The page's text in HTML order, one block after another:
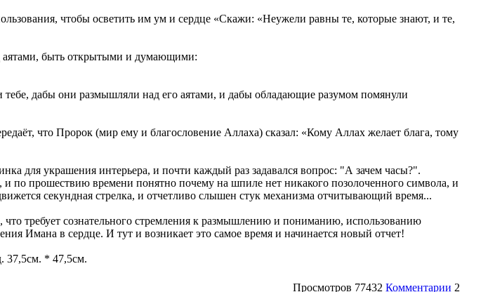
чтобы осветить им ум и сердце «Скажи: «Неужели равны те, которые знают, и те,
аятами, быть открытыми и думающими:
дабы они размышляли над его аятами, и дабы обладающие разумом помянули
что Пророк (мир ему и благословение Аллаха) сказал: «Кому Аллах желает блага, тому
для украшения интерьера, и почти каждый раз задавался вопрос: "А зачем часы?".
и по прошествию времени понятно почему на шпиле нет никакого позолоченного символа, и
секундная стрелка, и отчетливо слышен стук механизма отчитывающий время...
требует сознательного стремления к размышлению и пониманию, использованию
Имана в сердце. И тут и возникает это самое время и начинается новый отчет!
* 47,5см.
Просмотров 77432 Комментарии 2